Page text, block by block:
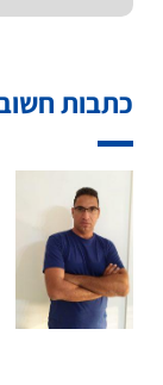
כתבות